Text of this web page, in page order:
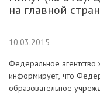
на главной
10.03.2015
Федеральное
информирует, что
образовательное